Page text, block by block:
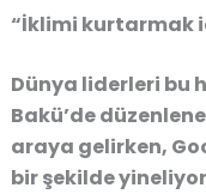
“İklimi kurtarmak
Dünya liderleri bu
Bakü’de
araya gelirken,
bir şekilde